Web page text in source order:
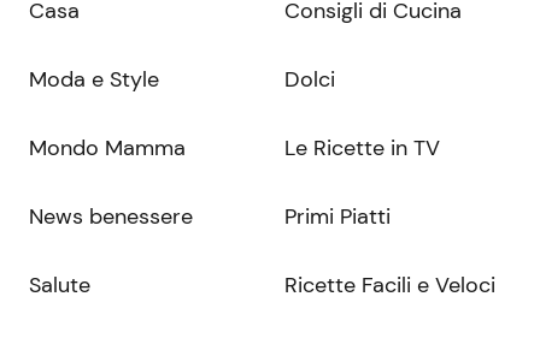
Casa
Moda e Style
Mondo Mamma
News benessere
Salute
Consigli di Cucina
Dolci
Le Ricette in TV
Primi Piatti
Ricette Facili e Veloci